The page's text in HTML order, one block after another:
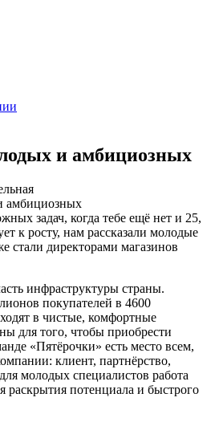
и амбициозных
задач, когда тебе ещё нет и 25,
к росту, нам рассказали молодые
стали директорами магазинов
инфраструктуры страны.
покупателей в 4600
в чистые, комфортные
для того, чтобы приобрести
«Пятёрочки» есть место всем,
клиент, партнёрство,
молодых специалистов работа
раскрытия потенциала и быстрого